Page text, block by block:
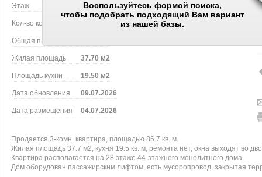
Воспользуйтесь формой поиска,
чтобы подобрать подходящий Вам вариант
из нашей базы.
Этаж 28 этаж в 44-этажном доме
Кол-во комнат
Общая площадь
Жилая площадь 37.70 м2
Площадь кухни 19.50 м2
Дата обновления 09.07.2026
Дата размещения 04.07.2026
Продается 3-комн. квартира, площадью 86.7 кв. м.
Жилая площадь 37.7 м2, кухня 19.5 кв. м, ремонта нет, окна выходят во
Квартира располагается на 28 этаже 44-этажного монолитного дома.
Дом оборудован пассажирским лифтом, есть мусоропровод, закрытая